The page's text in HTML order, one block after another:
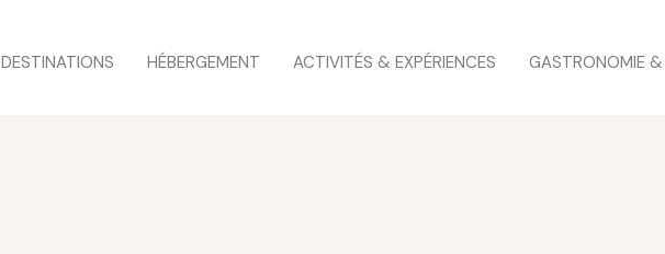
DESTINATIONS HÉBERGEMENT ACTIVITÉS & EXPÉRIENCES GASTRONOMIE &